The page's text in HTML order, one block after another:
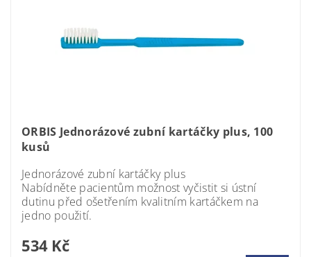
ORBIS Jednorázové zubní kartáčky plus, 100
kusů
Jednorázové zubní kartáčky plus
Nabídněte pacientům možnost vyčistit si ústní
dutinu před ošetřením kvalitním kartáčkem na
jedno použití.
534 Kč